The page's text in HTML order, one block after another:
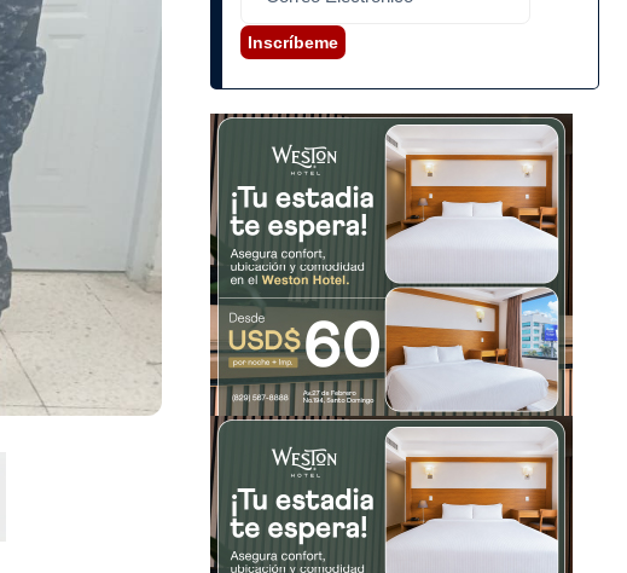
Inscríbeme